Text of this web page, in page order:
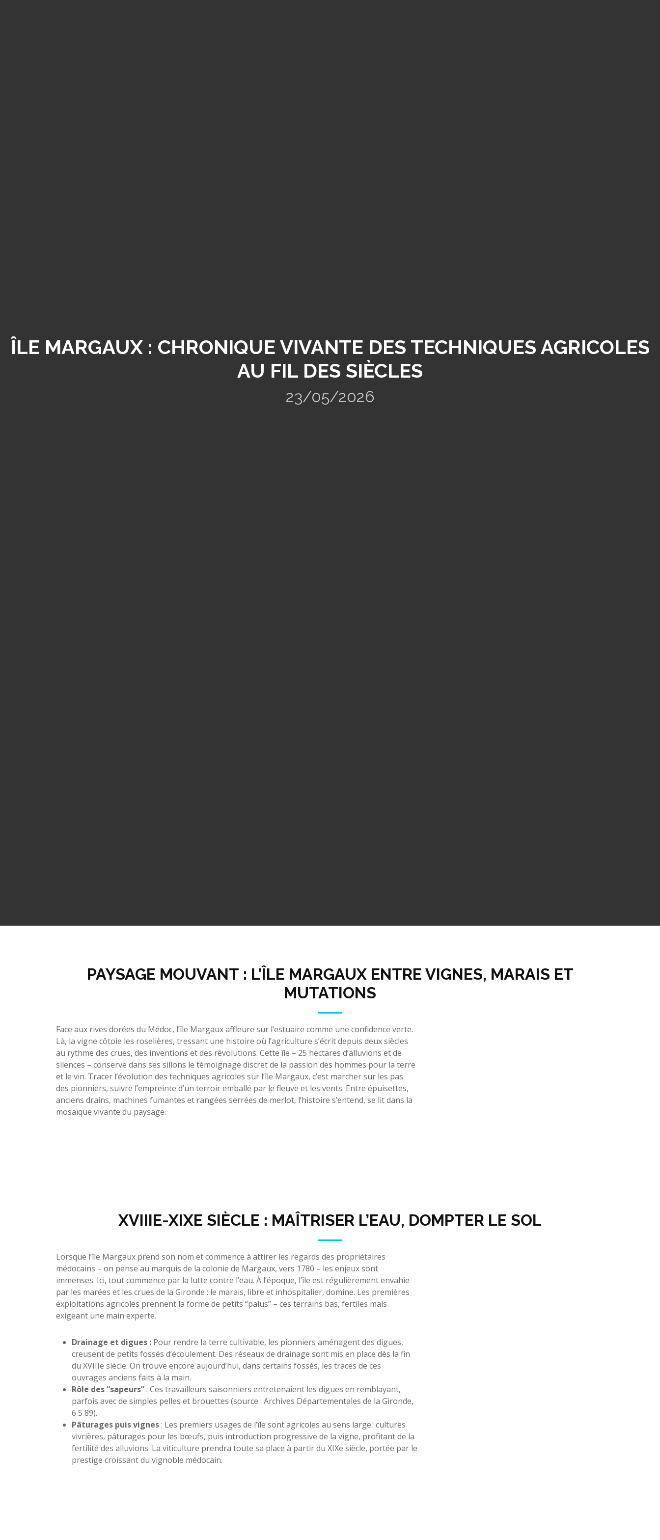
ÎLE MARGAUX : CHRONIQUE VIVANTE DES TECHNIQUES AGRICOLES
AU FIL DES SIÈCLES
23/05/2026
PAYSAGE MOUVANT : L’ÎLE MARGAUX ENTRE VIGNES, MARAIS ET
MUTATIONS
Face aux rives dorées du Médoc, l’île Margaux affleure sur l’estuaire comme une confidence verte.
Là, la vigne côtoie les roselières, tressant une histoire où l’agriculture s’écrit depuis deux siècles
au rythme des crues, des inventions et des révolutions. Cette île – 25 hectares d’alluvions et de
silences – conserve dans ses sillons le témoignage discret de la passion des hommes pour la terre
et le vin. Tracer l’évolution des techniques agricoles sur l’île Margaux, c’est marcher sur les pas
des pionniers, suivre l’empreinte d’un terroir emballé par le fleuve et les vents. Entre épuisettes,
anciens drains, machines fumantes et rangées serrées de merlot, l’histoire s’entend, se lit dans la
mosaïque vivante du paysage.
XVIIIE-XIXE SIÈCLE : MAÎTRISER L’EAU, DOMPTER LE SOL
Lorsque l’île Margaux prend son nom et commence à attirer les regards des propriétaires
médocains – on pense au marquis de la colonie de Margaux, vers 1780 – les enjeux sont
immenses. Ici, tout commence par la lutte contre l’eau. À l’époque, l’île est régulièrement envahie
par les marées et les crues de la Gironde : le marais, libre et inhospitalier, domine. Les premières
exploitations agricoles prennent la forme de petits “palus” – ces terrains bas, fertiles mais
exigeant une main experte.
Drainage et digues : Pour rendre la terre cultivable, les pionniers aménagent des digues,
creusent de petits fossés d’écoulement. Des réseaux de drainage sont mis en place dès la fin
du XVIIIe siècle. On trouve encore aujourd’hui, dans certains fossés, les traces de ces
ouvrages anciens faits à la main.
Rôle des “sapeurs”: Ces travailleurs saisonniers entretenaient les digues en remblayant,
parfois avec de simples pelles et brouettes (source : Archives Départementales de la Gironde,
6 S 89).
Pâturages puis vignes: Les premiers usages de l’île sont agricoles au sens large : cultures
vivrières, pâturages pour les bœufs, puis introduction progressive de la vigne, profitant de la
fertilité des alluvions. La viticulture prendra toute sa place à partir du XIXe siècle, portée par le
prestige croissant du vignoble médocain.